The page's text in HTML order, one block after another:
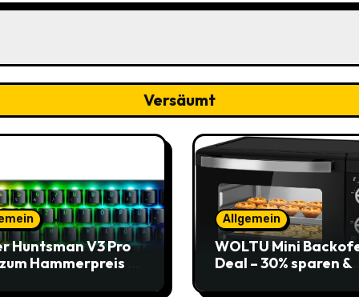
Versäumt
Huntsman V3 Pro
Hammerpreis –
Allgemein
WOLTU Mini
Deal – 30% sparen &